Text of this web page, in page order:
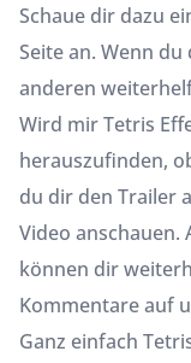
Schaue dir dazu
Seite an. Wenn
anderen
Wird mir Tetris
herauszufinden,
du dir den Trailer
Video anschauen.
können dir
Kommentare auf
Ganz einfach